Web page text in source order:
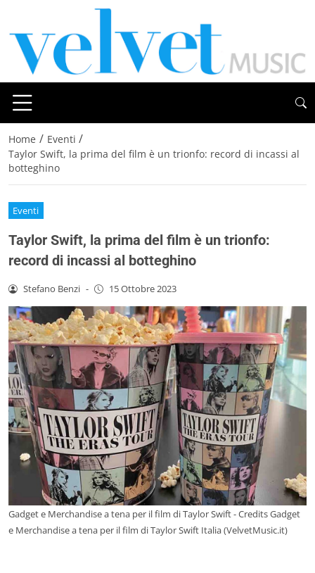
Home / Eventi /
Taylor Swift, la prima del film è un trionfo: record di incassi al
botteghino
Eventi
Taylor Swift, la prima del film è un trionfo:
record di incassi al botteghino
Stefano Benzi - 15 Ottobre 2023
Gadget e Merchandise a tena per il film di Taylor Swift - Credits Gadget
e Merchandise a tena per il film di Taylor Swift Italia (VelvetMusic.it)